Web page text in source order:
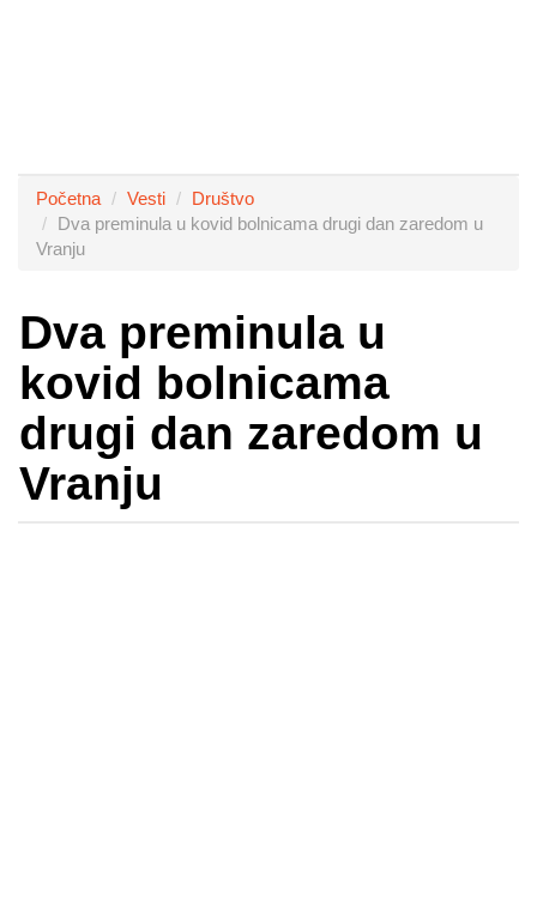
Početna Vesti
Društvo
Dva preminula u kovid bolnicama drugi dan zaredom u
Vranju
Dva preminula u
kovid bolnicama
drugi dan zaredom u
Vranju